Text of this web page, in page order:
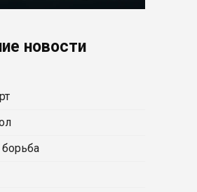
новости